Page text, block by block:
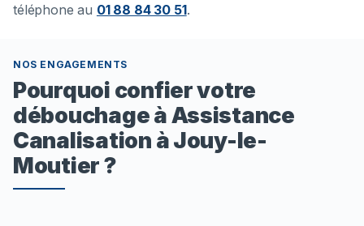
téléphone au 01 88 84 30 51.
NOS ENGAGEMENTS
Pourquoi confier votre
débouchage à Assistance
Canalisation à Jouy-le-
Moutier ?